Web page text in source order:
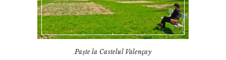
Paște la Castelul Valençay